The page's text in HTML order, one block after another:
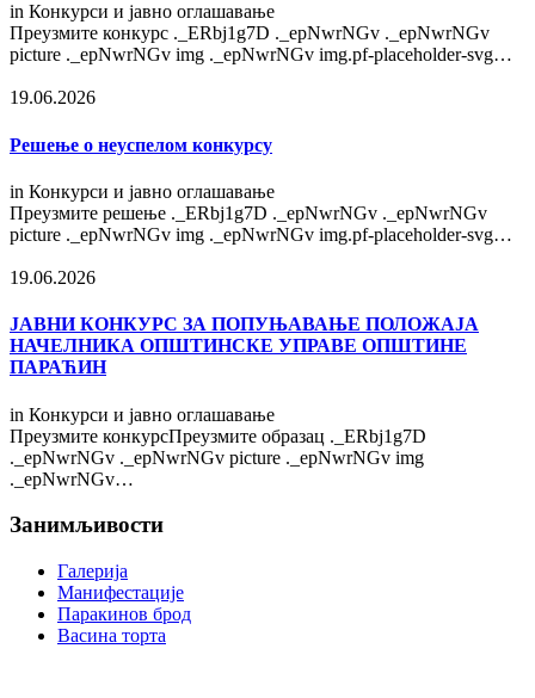
in Конкурси и јавно оглашавање
Преузмите конкурс ._ERbj1g7D ._epNwrNGv ._epNwrNGv
picture ._epNwrNGv img ._epNwrNGv img.pf-placeholder-svg…
19.06.2026
Решење о неуспелом конкурсу
in Конкурси и јавно оглашавање
Преузмите решење ._ERbj1g7D ._epNwrNGv ._epNwrNGv
picture ._epNwrNGv img ._epNwrNGv img.pf-placeholder-svg…
19.06.2026
ЈАВНИ КОНКУРС ЗА ПОПУЊАВАЊЕ ПОЛОЖАЈА
НАЧЕЛНИКА ОПШТИНСКЕ УПРАВЕ ОПШТИНЕ
ПАРАЋИН
in Конкурси и јавно оглашавање
Преузмите конкурсПреузмите образац ._ERbj1g7D
._epNwrNGv ._epNwrNGv picture ._epNwrNGv img
._epNwrNGv…
Занимљивости
Галерија
Манифестације
Паракинов брод
Васина торта